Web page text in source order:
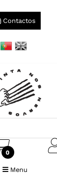
Contactos
0
Menu